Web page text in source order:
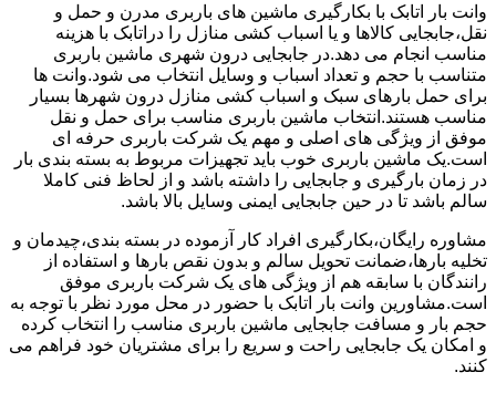
وانت بار اتابک با بکارگیری ماشین های باربری مدرن و حمل و
نقل،جابجایی کالاها و یا اسباب کشی منازل را دراتابک با هزینه
مناسب انجام می دهد.در جابجایی درون شهری ماشین باربری
متناسب با حجم و تعداد اسباب و وسایل انتخاب می شود.وانت ها
برای حمل بارهای سبک و اسباب کشی منازل درون شهرها بسیار
مناسب هستند.انتخاب ماشین باربری مناسب برای حمل و نقل
موفق از ویژگی های اصلی و مهم یک شرکت باربری حرفه ای
است.یک ماشین باربری خوب باید تجهیزات مربوط به بسته بندی بار
در زمان بارگیری و جابجایی را داشته باشد و از لحاظ فنی کاملا
سالم باشد تا در حین جابجایی ایمنی وسایل بالا باشد.
مشاوره رایگان،بکارگیری افراد کار آزموده در بسته بندی،چیدمان و
تخلیه بارها،ضمانت تحویل سالم و بدون نقص بارها و استفاده از
رانندگان با سابقه هم از ویژگی های یک شرکت باربری موفق
است.مشاورین وانت بار اتابک با حضور در محل مورد نظر با توجه به
حجم بار و مسافت جابجایی ماشین باربری مناسب را انتخاب کرده
و امکان یک جابجایی راحت و سریع را برای مشتریان خود فراهم می
کنند.